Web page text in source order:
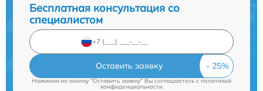
Бесплатная консультация со
специалистом
Оставить заявку
Нажимая на кнопку "Оставить заявку" Вы соглашаетесь cполитикой
конфиденциальности